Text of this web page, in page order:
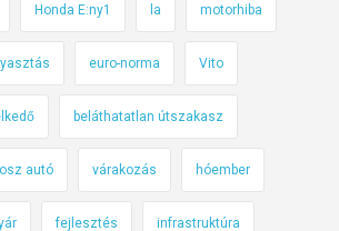
Honda E:ny1 la motorhiba
euro-norma Vito
beláthatatlan útszakasz
autó várakozás hóember
fejlesztés infrastruktúra